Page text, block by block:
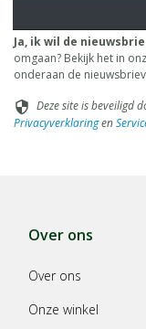
Ja, ik wil de
omgaan? Bekijk het in
onderaan de
security Deze site is beveiligd
Privacyverklaringen
Over ons
Over ons
Onze winkel